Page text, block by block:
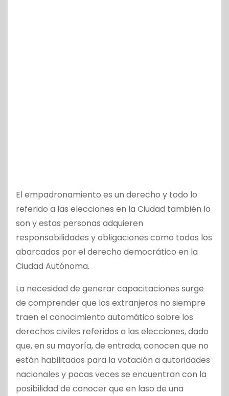
El empadronamiento es un derecho y todo lo
referido a las elecciones en la Ciudad también lo
son y estas personas adquieren
responsabilidades y obligaciones como todos los
abarcados por el derecho democrático en la
Ciudad Autónoma.
La necesidad de generar capacitaciones surge
de comprender que los extranjeros no siempre
traen el conocimiento automático sobre los
derechos civiles referidos a las elecciones, dado
que, en su mayoría, de entrada, conocen que no
están habilitados para la votación a autoridades
nacionales y pocas veces se encuentran con la
posibilidad de conocer que en laso de una